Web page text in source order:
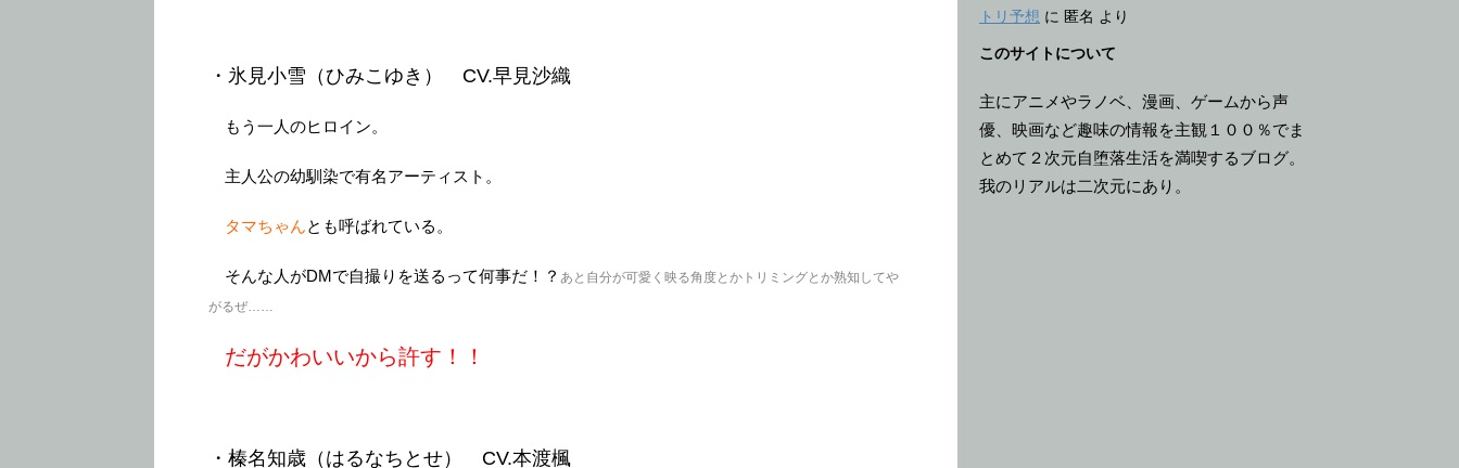
・氷見小雪（ひみこゆき） CV.早見沙織
もう一人のヒロイン。
主人公の幼馴染で有名アーティスト。
タマちゃんとも呼ばれている。
そんな人がDMで自撮りを送るって何事だ！？ あと自分が可愛く映る角度とかトリミングとか熟知してや
がるぜ……
だがかわいいから許す！！
・榛名知歳（はるなちとせ） CV.本渡楓
トリ予想 に 匿名 より
このサイトについて
主にアニメやラノベ、漫画、ゲームから声
優、映画など趣味の情報を主観１００％でま
とめて２次元自堕落生活を満喫するブログ。
我のリアルは二次元にあり。